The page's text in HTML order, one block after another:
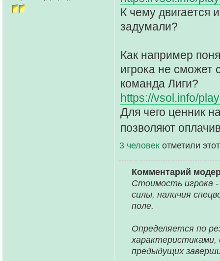
К чему двигается
задумали?
Как например
игрока не сможет
команда Лиги?
https://vsol.info/
Для чего ценник
позволяют
3 человек отметили
Комментарий
Стоимость игрока -
силы, наличия
поле.
Определяется по
предыдущих